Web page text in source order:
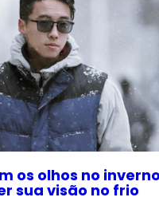
os olhos no
sua visão no frio